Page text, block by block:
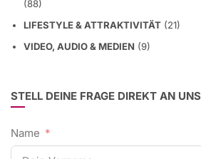
(88)
LIFESTYLE & ATTRAKTIVITÄT (21)
VIDEO, AUDIO & MEDIEN (9)
STELL DEINE FRAGE DIREKT AN UNS
Name